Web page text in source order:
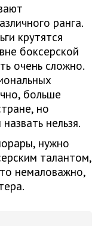
ранга.
крутятся
боксерской
очень сложно.
больше
но
нельзя.
нужно
талантом,
немаловажно,